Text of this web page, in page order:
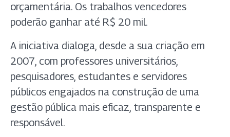
orçamentária. Os trabalhos vencedores
poderão ganhar até R$ 20 mil.
A iniciativa dialoga, desde a sua criação em
2007, com professores universitários,
pesquisadores, estudantes e servidores
públicos engajados na construção de uma
gestão pública mais eficaz, transparente e
responsável.